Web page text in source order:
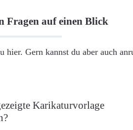
Fragen auf einen Blick
Gern kannst du aber auch
Karikaturvorlage